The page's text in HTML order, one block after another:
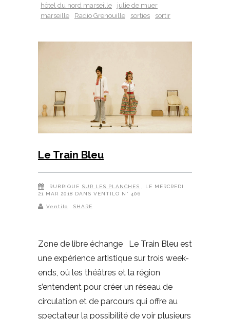
hôtel du nord marseille
julie de muer
marseille
Radio Grenouille sorties sortir
Le Train Bleu
RUBRIQUE SUR LES PLANCHES , LE MERCREDI
21 MAR 2018 DANS VENTILO N° 406
Ventilo SHARE
Zone de libre échange Le Train Bleu est
une expérience artistique sur trois week-
ends, où les théâtres et la région
s’entendent pour créer un réseau de
circulation et de parcours qui offre au
spectateur la possibilité de voir plusieurs